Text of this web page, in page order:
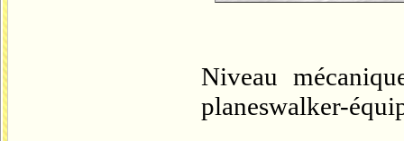
Niveau
planeswalker-